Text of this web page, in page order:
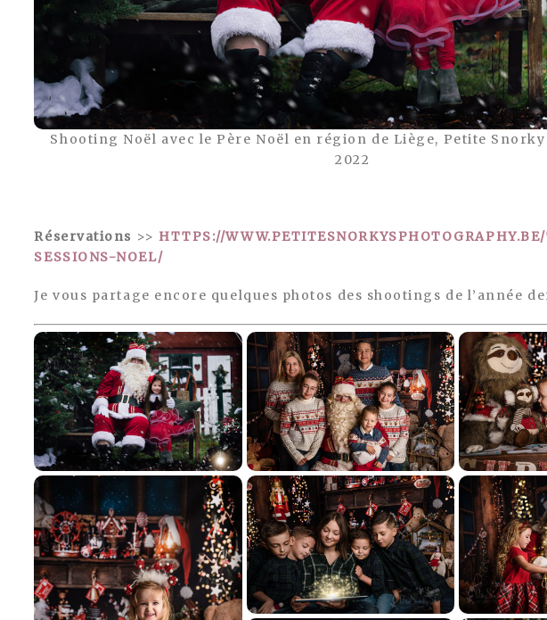
Shooting Noël avec le Père Noël en région de Liège, Petite
2022
Réservations >> HTTPS://
SESSIONS-NOEL/
Je vous partage encore quelques photos des shootings de l’année